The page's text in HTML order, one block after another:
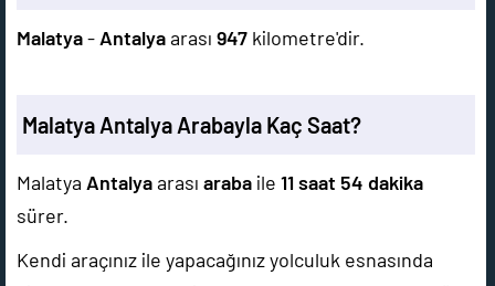
Malatya- Antalyaarası 947 kilometre'dir.
Malatya Antalya Arabayla Kaç Saat?
Malatya Antalyaarası araba ile 11 saat 54 dakika
sürer.
Kendi araçınız ile yapacağınız yolculuk esnasında